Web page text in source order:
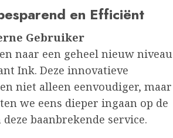
en Efficiënt
Gebruiker
naar een geheel nieuw niveau
Ink. Deze innovatieve
niet alleen eenvoudiger, maar
we eens dieper ingaan op de
baanbrekende service.